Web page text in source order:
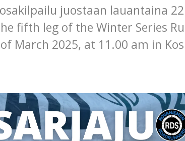
juostaan lauantaina
fifth leg of the Winter Series
March 2025, at 11.00 am in